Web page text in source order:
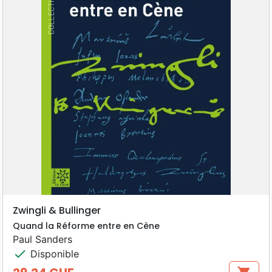
Zwingli & Bullinger
Quand la Réforme entre en Cène
Paul Sanders
check Disponible